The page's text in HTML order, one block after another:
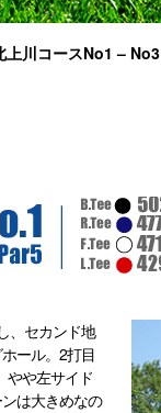
上川コースNo1 – No3
、セカンド地
ール。2打目
やや左サイド
は大きめなの